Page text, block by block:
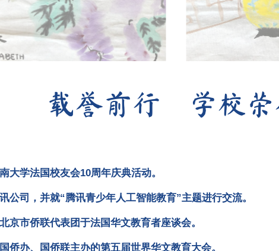
载誉前行 学校
大学法国校友会10周年庆典活动。
公司，并就“腾讯青少年人工智能教育”主题进行交流。
京市侨联代表团于法国华文教育者座谈会。
侨办、国侨联主办的第五届世界华文教育大会。